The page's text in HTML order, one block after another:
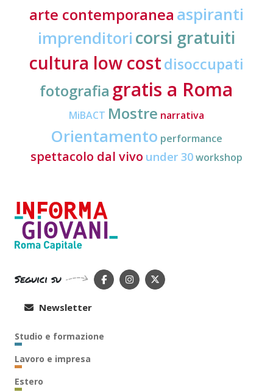
arte contemporanea aspiranti
imprenditori corsi gratuiti
cultura low costdisoccupati
fotografia gratis a Roma
MiBACT Mostre narrativa
Orientamento performance
spettacolo dal vivo under 30workshop
Seguici su
Newsletter
Studio e formazione
Lavoro e impresa
Estero